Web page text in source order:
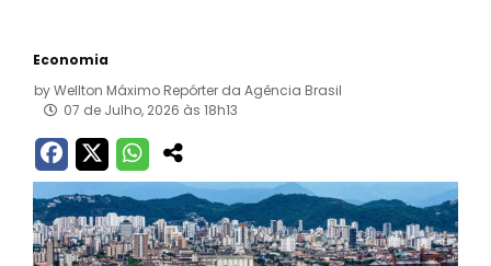
Economia
byWellton Máximo Repórter da Agência Brasil
07 de Julho, 2026 às 18h13